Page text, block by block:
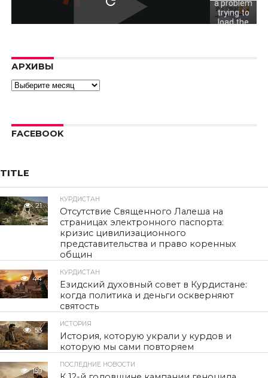
a problem
trying to
load the
АРХИВЫ
Архивы
FACEBOOK
TITLE
21
КУРДИСТАН
Отсутствие Священного Лалеша на
страницах электронного паспорта:
кризис цивилизационного
представительства и право коренных
общин
44
КУРДИСТАН
Езидский духовный совет в Курдистане:
когда политика и деньги оскверняют
святость
53
ИСТОРИЯ
История, которую украли у курдов и
которую мы сами повторяем
159
ПОСЛЕДНИЕ НОВОСТИ